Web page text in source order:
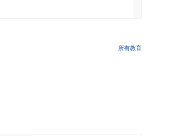
所有教育